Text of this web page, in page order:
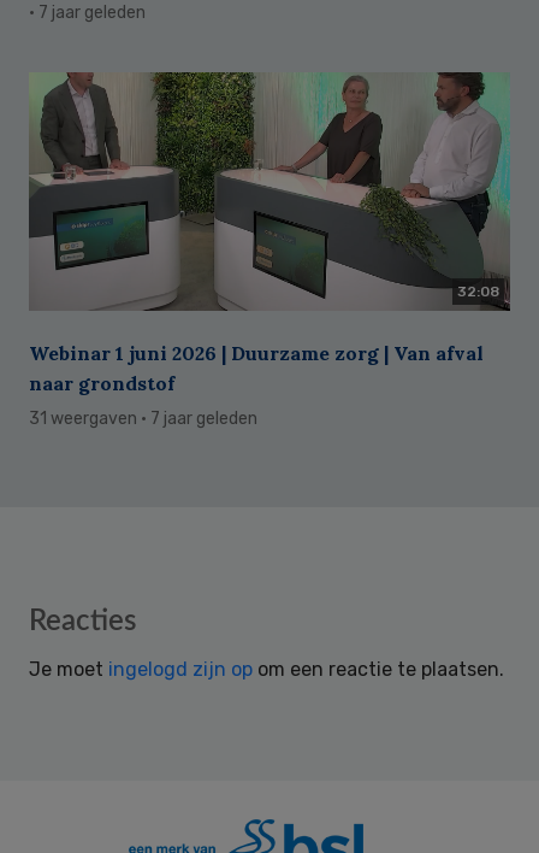
· 7 jaar geleden
32:08
Webinar 1 juni 2026 | Duurzame zorg | Van afval
naar grondstof
31 weergaven · 7 jaar geleden
Reader
Reacties
Je moet ingelogd zijn op om een reactie te plaatsen.